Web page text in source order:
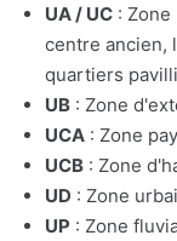
UA / UC :
centre ancien,
quartiers
UB : Zone
UCA : Zone
UCB : Zone
UD : Zone
UP : Zone